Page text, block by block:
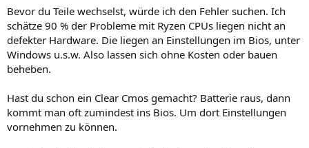
:
Bevor du Teile wechselst, würde ich den Fehler suchen. Ich
schätze 90 % der Probleme mit Ryzen CPUs liegen nicht an
defekter Hardware. Die liegen an Einstellungen im Bios, unter
Windows u.s.w. Also lassen sich ohne Kosten oder bauen
beheben.
Hast du schon ein Clear Cmos gemacht? Batterie raus, dann
kommt man oft zumindest ins Bios. Um dort Einstellungen
vornehmen zu können.